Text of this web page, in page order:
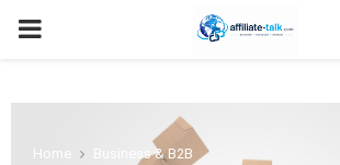
PRIMARY
Home
Business & B2B